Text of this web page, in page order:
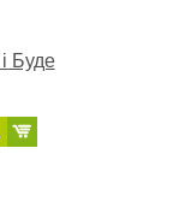
Буде